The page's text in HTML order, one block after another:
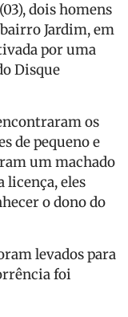
dois homens
Jardim, em
por uma
Disque
os
de pequeno e
um machado
licença, eles
o dono do
levados para
foi